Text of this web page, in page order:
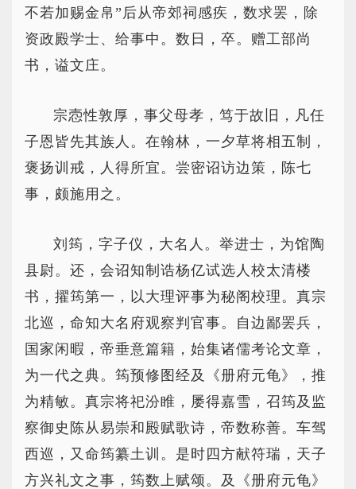
不若加赐金帛”后从帝郊祠感疾，数求罢，除
资政殿学士、给事中。数日，卒。赠工部尚
书，谥文庄。
宗悫性敦厚，事父母孝，笃于故旧，凡任
子恩皆先其族人。在翰林，一夕草将相五制，
褒扬训戒，人得所宜。尝密诏访边策，陈七
事，颇施用之。
刘筠，字子仪，大名人。举进士，为馆陶
县尉。还，会诏知制诰杨亿试选人校太清楼
书，擢筠第一，以大理评事为秘阁校理。真宗
北巡，命知大名府观察判官事。自边鄙罢兵，
国家闲暇，帝垂意篇籍，始集诸儒考论文章，
为一代之典。筠预修图经及《册府元龟》，推
为精敏。真宗将祀汾睢，屡得嘉雪，召筠及监
察御史陈从易崇和殿赋歌诗，帝数称善。车驾
西巡，又命筠纂土训。是时四方献符瑞，天子
方兴礼文之事，筠数上赋颂。及《册府元龟》